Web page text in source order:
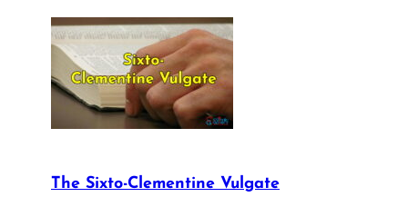
The Sixto-Clementine Vulgate